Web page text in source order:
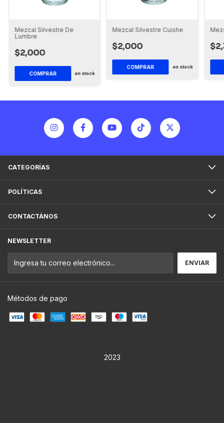
Mezcal Silvestre De
Lumbre
$2,000
en stock
Mezcal Silvestre Cuishe
$2,000
en stock
CATEGORÍAS
POLÍTICAS
CONTACTÁNOS
NEWSLETTER
Métodos de pago
2023